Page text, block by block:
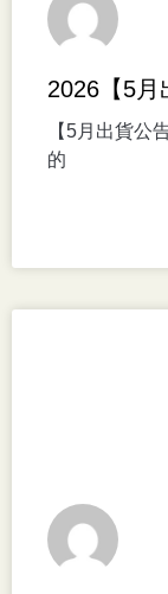
2026【5月
【5月出貨公
的